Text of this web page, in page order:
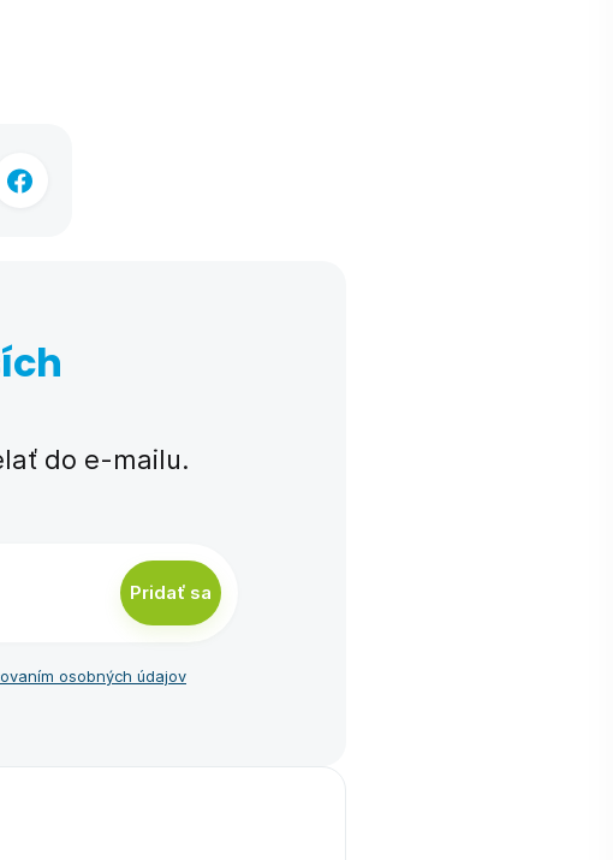
do e-⁠mailu.
Pridať sa
osobných údajov